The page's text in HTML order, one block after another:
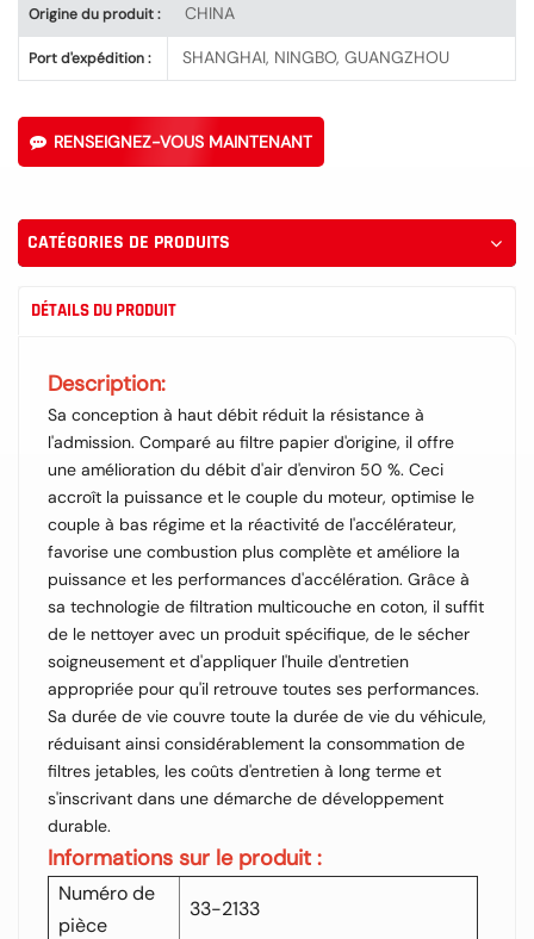
Origine du produit : CHINA
Port d'expédition : SHANGHAI, NINGBO, GUANGZHOU
RENSEIGNEZ-VOUS MAINTENANT
CATÉGORIES DE PRODUITS
DÉTAILS DU PRODUIT
Description:
Sa conception à haut débit réduit la résistance à
l'admission. Comparé au filtre papier d'origine, il offre
une amélioration du débit d'air d'environ 50 %. Ceci
accroît la puissance et le couple du moteur, optimise le
couple à bas régime et la réactivité de l'accélérateur,
favorise une combustion plus complète et améliore la
puissance et les performances d'accélération. Grâce à
sa technologie de filtration multicouche en coton, il suffit
de le nettoyer avec un produit spécifique, de le sécher
soigneusement et d'appliquer l'huile d'entretien
appropriée pour qu'il retrouve toutes ses performances.
Sa durée de vie couvre toute la durée de vie du véhicule,
réduisant ainsi considérablement la consommation de
filtres jetables, les coûts d'entretien à long terme et
s'inscrivant dans une démarche de développement
durable.
Informations sur le produit :
Numéro de
pièce
33-2133